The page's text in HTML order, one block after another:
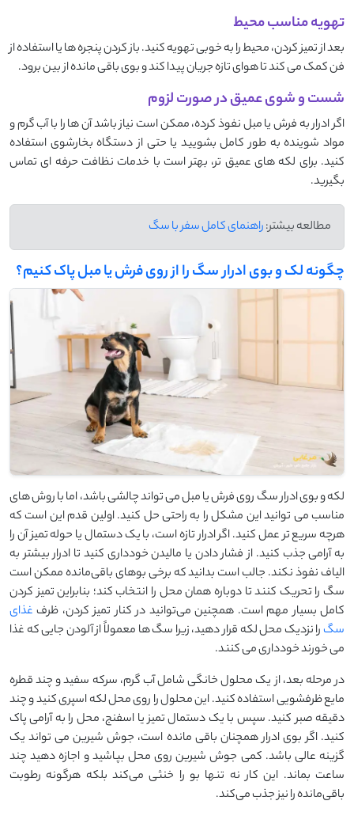
تهویه مناسب محیط
بعد از تمیز کردن، محیط را به خوبی تهویه کنید. باز کردن پنجره‌ ها یا استفاده از
فن کمک می ‌کند تا هوای تازه جریان پیدا کند و بوی باقی ‌مانده از بین برود.
شست و شوی عمیق در صورت لزوم
اگر ادرار به فرش یا مبل نفوذ کرده، ممکن است نیاز باشد آن ‌ها را با آب گرم و
مواد شوینده به ‌طور کامل بشویید یا حتی از دستگاه بخارشوی استفاده
کنید. برای لکه ‌های عمیق ‌تر، بهتر است با خدمات نظافت حرفه ‌ای تماس
بگیرید.
مطالعه بیشتر:راهنمای کامل سفر با سگ
چگونه لک و بوی ادرار سگ را از روی فرش یا مبل پاک کنیم؟
لکه و بوی ادرار سگ روی فرش یا مبل می ‌تواند چالشی باشد، اما با روش ‌های
مناسب می ‌توانید این مشکل را به ‌راحتی حل کنید. اولین قدم این است که
هرچه سریع ‌تر عمل کنید. اگر ادرار تازه است، با یک دستمال یا حوله تمیز آن را
به ‌آرامی جذب کنید. از فشار دادن یا مالیدن خودداری کنید تا ادرار بیشتر به
الیاف نفوذ نکند. جالب است بدانید که برخی بوهای باقی‌مانده ممکن است
سگ را تحریک کنند تا دوباره همان محل را انتخاب کند؛ بنابراین تمیز کردن
کامل بسیار مهم است. همچنین می‌توانید در کنار تمیز کردن، ظرف غذای
سگرا نزدیک محل لکه قرار دهید، زیرا سگ‌ ها معمولاً از آلودن جایی که غذا
می ‌خورند خودداری می ‌کنند.
در مرحله بعد، از یک محلول خانگی شامل آب گرم، سرکه سفید و چند قطره
مایع ظرفشویی استفاده کنید. این محلول را روی محل لکه اسپری کنید و چند
دقیقه صبر کنید. سپس با یک دستمال تمیز یا اسفنج، محل را به ‌آرامی پاک
کنید. اگر بوی ادرار همچنان باقی مانده است، جوش ‌شیرین می ‌تواند یک
گزینه عالی باشد. کمی جوش ‌شیرین روی محل بپاشید و اجازه دهید چند
ساعت بماند. این کار نه‌ تنها بو را خنثی می‌کند بلکه هرگونه رطوبت
باقی‌مانده را نیز جذب می‌کند.